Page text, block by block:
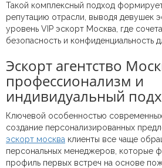
Такой комплексный подход
репутацию отрасли, выводя девушек
уровень VIP эскорт Москва, где
безопасность и конфиденциальность
Эскорт агентство
профессионализм и
индивидуальный
Ключевой особенностью современных
создание персонализированных
эскорт москва клиенты все чаще
персональных менеджеров, которые
профиль первых встреч на основе